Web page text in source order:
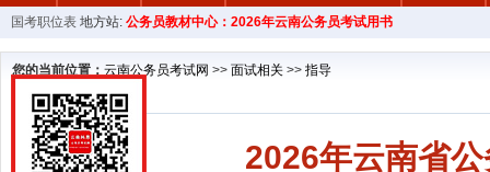
国考职位表 地方站: 公务员教材中心：2026年云南公务员考试用书
您的当前位置： 云南公务员考试网 >> 面试相关 >> 指导
2026年云南省